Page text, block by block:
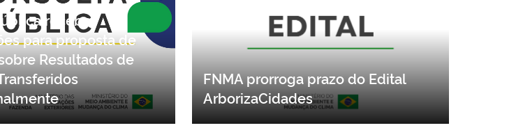
recebe
para proposta de
Resultados de
FNMA prorroga prazo do Edital